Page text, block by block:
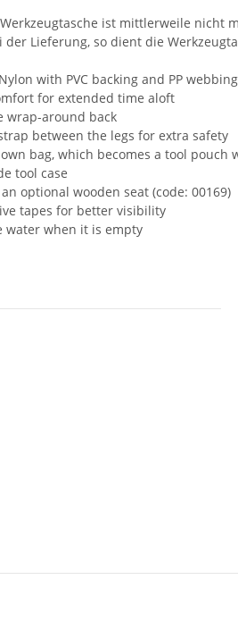
ist mittlerweile nicht
der Lieferung, so dient die
with PVC backing and PP webbing
for extended time aloft
wrap-around back
between the legs for extra safety
bag, which becomes a tool pouch
tool case
optional wooden seat (code: 00169)
tapes for better visibility
water when it is empty